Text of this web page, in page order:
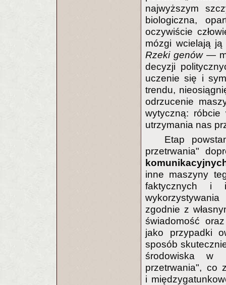
najwyższym
biologiczna,
oczywiście
mózgi wcielają
Rzeki genów—
decyzji
uczenie się i
trendu,
odrzucenie
wytyczną: róbcie
utrzymania nas
Etap
przetrwania"
inne maszyny
faktycznych i
zgodnie z
świadomość
jako przypadki
sposób
środowiska w
przetrwania", co
i